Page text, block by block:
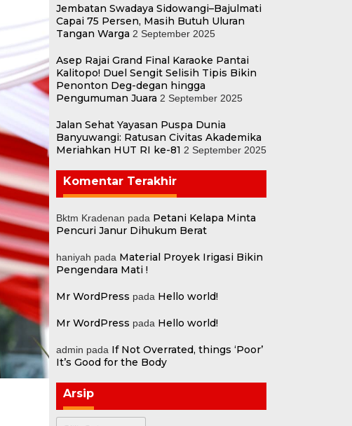
Jembatan Swadaya Sidowangi–Bajulmati
Capai 75 Persen, Masih Butuh Uluran
Tangan Warga 2 September 2025
Asep Rajai Grand Final Karaoke Pantai
Kalitopo! Duel Sengit Selisih Tipis Bikin
Penonton Deg-degan hingga
Pengumuman Juara 2 September 2025
Jalan Sehat Yayasan Puspa Dunia
Banyuwangi: Ratusan Civitas Akademika
Meriahkan HUT RI ke-81 2 September 2025
Komentar Terakhir
Bktm Kradenan pada Petani Kelapa Minta
Pencuri Janur Dihukum Berat
haniyah pada Material Proyek Irigasi Bikin
Pengendara Mati !
Mr WordPress pada Hello world!
Mr WordPress pada Hello world!
admin pada If Not Overrated, things ‘Poor’
It’s Good for the Body
Arsip